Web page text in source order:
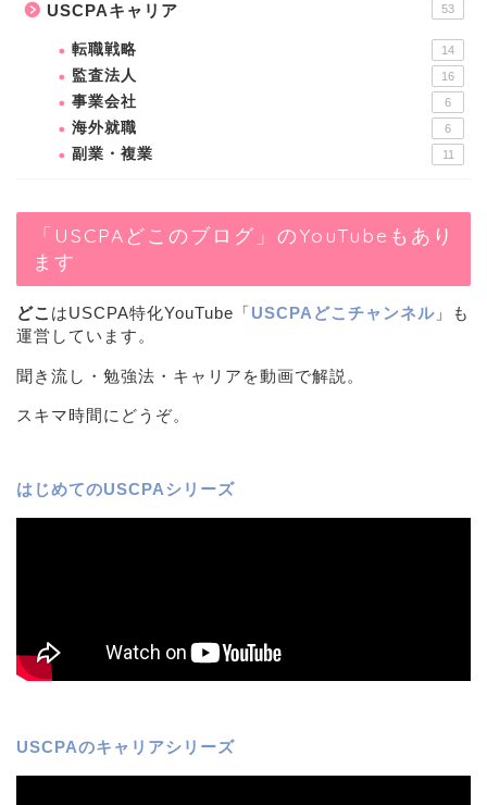
USCPAキャリア 53
転職戦略 14
監査法人 16
事業会社 6
海外就職 6
副業・複業 11
「USCPAどこのブログ」のYouTubeもあり
ます
どこ はUSCPA特化YouTube「USCPAどこチャンネル 」も
運営しています。
聞き流し・勉強法・キャリアを動画で解説。
スキマ時間にどうぞ。
はじめてのUSCPAシリーズ
USCPAのキャリアシリーズ